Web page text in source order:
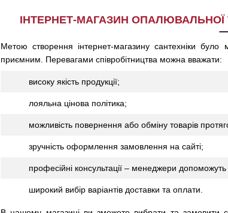
ІНТЕРНЕТ-МАГАЗИН
Метою створення інтернет-магазину сантехніки
приємним. Перевагами співробітництва можна вважати:
високу якість продукції;
лояльна цінова політика;
можливість повернення або обміну товарів
зручність оформлення замовлення на сайті;
професійні консультації – менеджери
широкий вибір варіантів доставки та оплати.